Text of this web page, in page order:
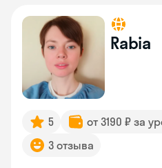
Rabia
5 от 3190 ₽ за
3 отзыва